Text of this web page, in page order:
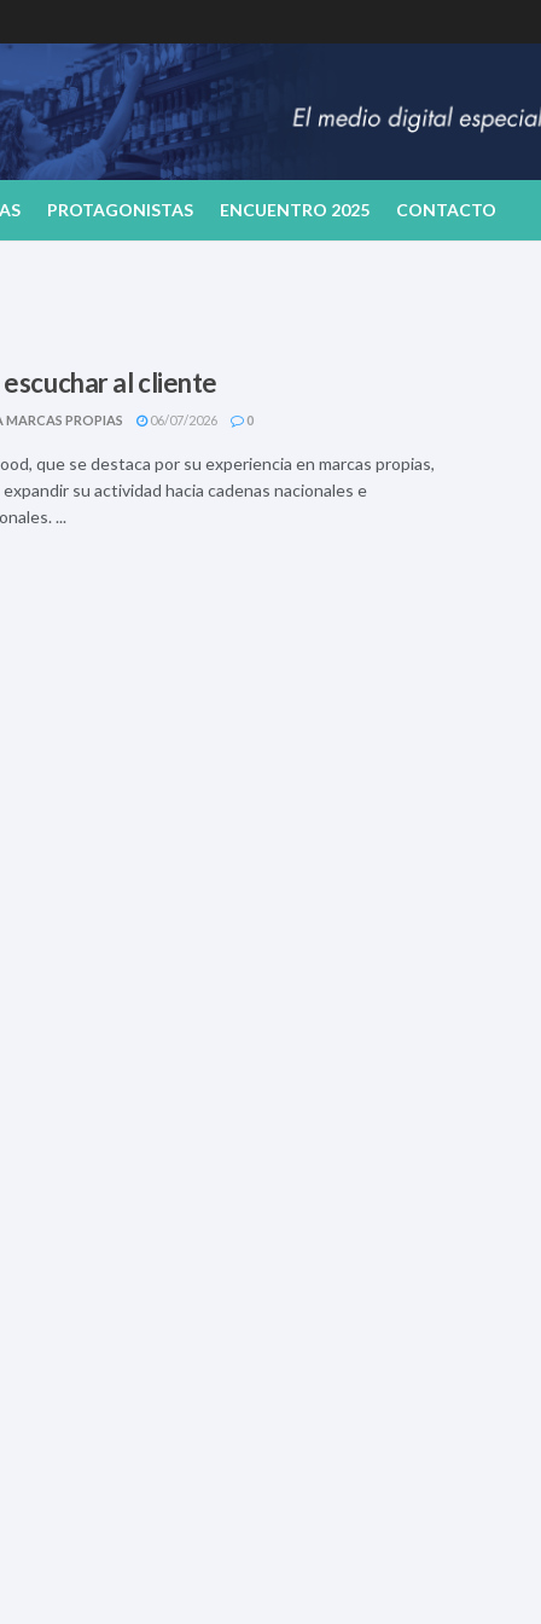
PROTAGONISTAS ENCUENTRO 2025 CONTACTO
al cliente
MARCAS PROPIAS 06/07/2026 0
que se destaca por su experiencia en marcas propias,
su actividad hacia cadenas nacionales e
...